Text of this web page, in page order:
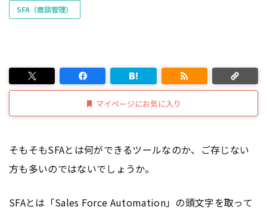
SFA（商談管理）
マイページにお気に入り
そもそもSFAとは何ができるツールなのか、ご存じない
方も多いのではないでしょうか。
SFAとは「Sales Force Automation」の頭文字を取って